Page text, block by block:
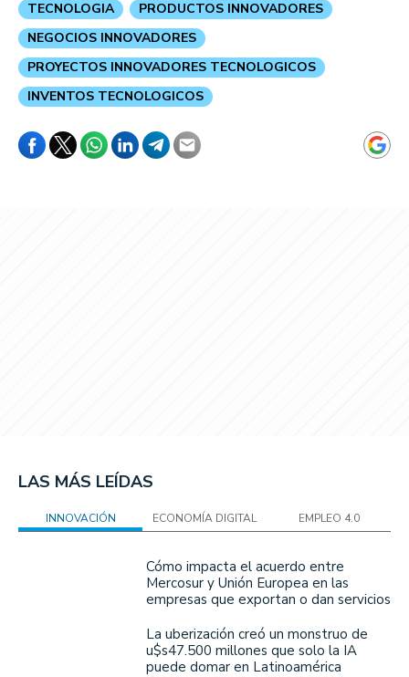
TECNOLOGIA
PRODUCTOS INNOVADORES
NEGOCIOS INNOVADORES
PROYECTOS INNOVADORES TECNOLOGICOS
INVENTOS TECNOLOGICOS
LAS MÁS LEÍDAS
INNOVACIÓN ECONOMÍA DIGITAL EMPLEO 4.0
Cómo impacta el acuerdo entre
Mercosur y Unión Europea en las
empresas que exportan o dan servicios
La uberización creó un monstruo de
u$s47.500 millones que solo la IA
puede domar en Latinoamérica